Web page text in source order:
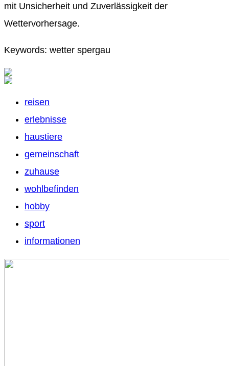
mit Unsicherheit und Zuverlässigkeit der
Wettervorhersage.
Keywords: wetter spergau
reisen
erlebnisse
haustiere
gemeinschaft
zuhause
wohlbefinden
hobby
sport
informationen